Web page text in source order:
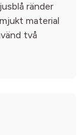
ränder
material
två